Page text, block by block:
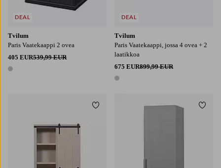
Tvilum
Paris Vaatekaappi 2 ovea
405 EUR539,99 EUR
1 väri
DEAL
Tvilum
Paris Vaatekaappi, jossa 4 ovea + 2
laatikkoa
675 EUR899,99 EUR
1 väri
DEAL
Lisää suosikkeihin